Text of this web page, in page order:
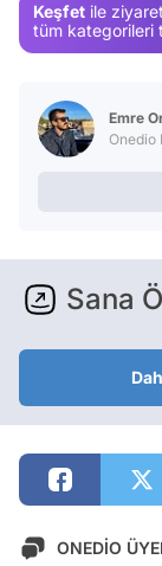
Keşfet ile
tüm kategorileri
Emre
Onedio
Sana
ONEDİO